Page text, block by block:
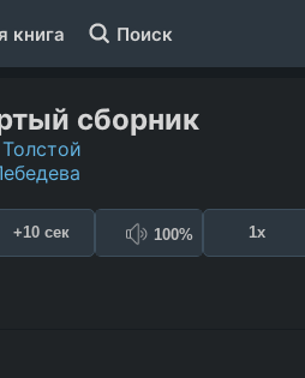
книга Поиск
сборник
+10 сек 100% 1x